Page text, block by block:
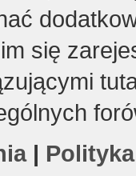
się
|